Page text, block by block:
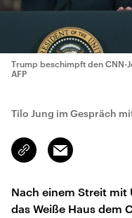
Trump beschimpft den CNN-
AFP
Tilo Jung im Gespräch
Link
kopieren/teilen
Email
Nach einem Streit mit
das Weiße Haus dem